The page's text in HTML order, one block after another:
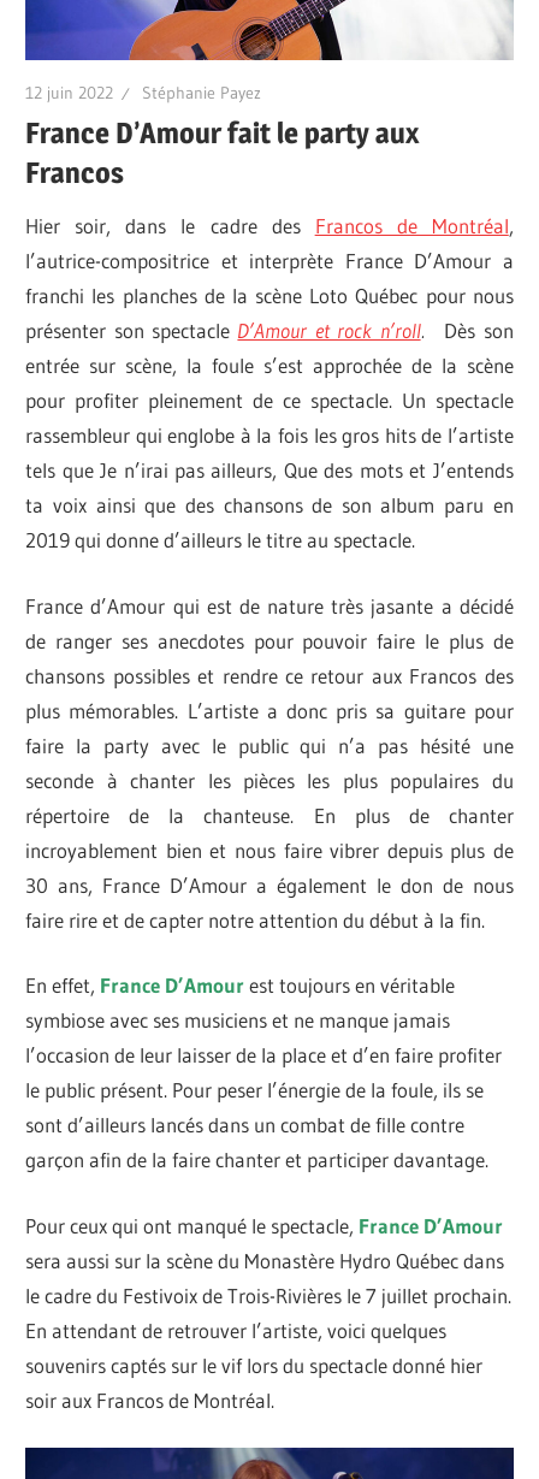
12 juin 2022 Stéphanie Payez
France D’Amour fait le party aux
Francos
Hier soir, dans le cadre des Francos de Montréal,
l’autrice-compositrice et interprète France D’Amour a
franchi les planches de la scène Loto Québec pour nous
présenter son spectacle D’Amour et rock n’roll. Dès son
entrée sur scène, la foule s’est approchée de la scène
pour profiter pleinement de ce spectacle. Un spectacle
rassembleur qui englobe à la fois les gros hits de l’artiste
tels que Je n’irai pas ailleurs, Que des mots et J’entends
ta voix ainsi que des chansons de son album paru en
2019 qui donne d’ailleurs le titre au spectacle.
France d’Amour qui est de nature très jasante a décidé
de ranger ses anecdotes pour pouvoir faire le plus de
chansons possibles et rendre ce retour aux Francos des
plus mémorables. L’artiste a donc pris sa guitare pour
faire la party avec le public qui n’a pas hésité une
seconde à chanter les pièces les plus populaires du
répertoire de la chanteuse. En plus de chanter
incroyablement bien et nous faire vibrer depuis plus de
30 ans, France D’Amour a également le don de nous
faire rire et de capter notre attention du début à la fin.
En effet, France D’Amourest toujours en véritable
symbiose avec ses musiciens et ne manque jamais
l’occasion de leur laisser de la place et d’en faire profiter
le public présent. Pour peser l’énergie de la foule, ils se
sont d’ailleurs lancés dans un combat de fille contre
garçon afin de la faire chanter et participer davantage.
Pour ceux qui ont manqué le spectacle, France D’Amour
sera aussi sur la scène du Monastère Hydro Québec dans
le cadre du Festivoix de Trois-Rivières le 7 juillet prochain.
En attendant de retrouver l’artiste, voici quelques
souvenirs captés sur le vif lors du spectacle donné hier
soir aux Francos de Montréal.